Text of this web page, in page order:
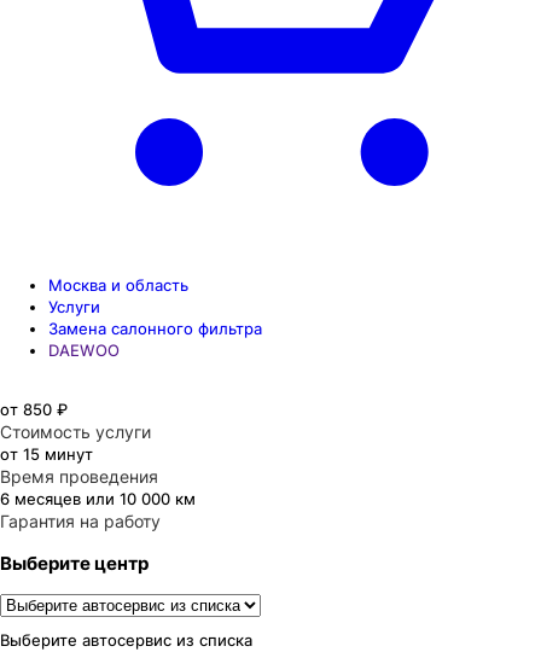
Москва и область
Услуги
Замена салонного фильтра
DAEWOO
от 850 ₽
Стоимость услуги
от 15 минут
Время проведения
6 месяцев или 10 000 км
Гарантия на работу
Выберите центр
Выберите автосервис из списка